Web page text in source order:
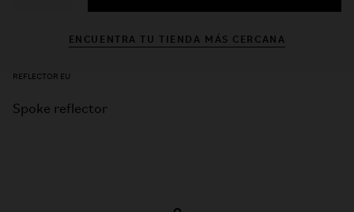
ENCUENTRA TU TIENDA MÁS CERCANA
REFLECTOR EU
Spoke reflector